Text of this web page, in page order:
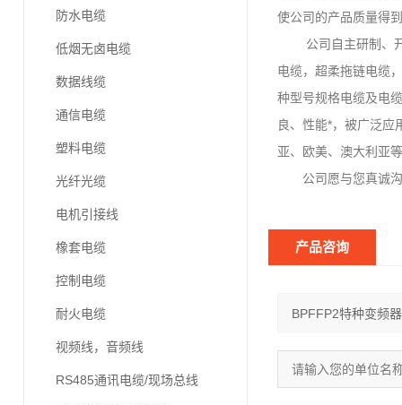
防水电缆
低烟无卤电缆
数据线缆
通信电缆
塑料电缆
光纤光缆
电机引接线
橡套电缆
控制电缆
耐火电缆
视频线，音频线
RS485通讯电缆/现场总线
使公司的产品质量得
公司自主研制、开
电缆，超柔拖链电缆
种型号规格电缆及电
良、性能*，被广泛应
亚、欧美、澳大利亚
公司愿与您真诚沟
产品咨询